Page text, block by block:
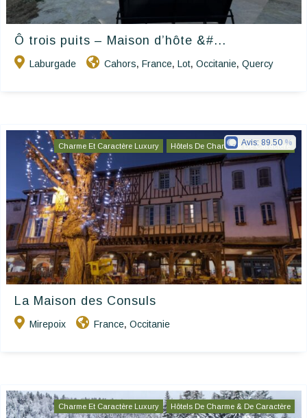
Ô trois puits – Maison d’hôte &#...
Laburgade Cahors, France, Lot, Occitanie, Quercy
Charme Et Caractère Luxury Hôtels De Charme & De Caractère
La Maison des Consuls
Mirepoix France, Occitanie
Avis: 89.50
Charme Et Caractère Luxury Hôtels De Charme & De Caractère